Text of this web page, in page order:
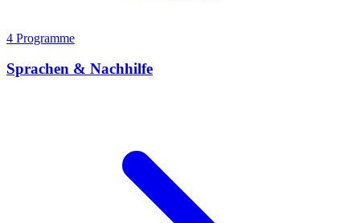
4 Programme
Sprachen & Nachhilfe